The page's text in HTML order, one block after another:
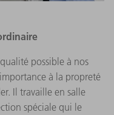
possible à nos
à la propreté
Il travaille en salle
spéciale qui le